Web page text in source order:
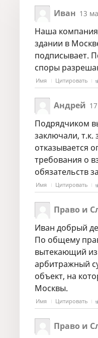
Иван 13
Наша
здании в
подписывает.
споры
Имя Цитировать
Андрей
Подрядчиком
заключали, т.к.
отказывается
требования о
обязательств
Имя Цитировать
Право и
Иван добрый
По общему
вытекающий из
арбитражный
объект, на
Москвы.
Имя Цитировать
Право и